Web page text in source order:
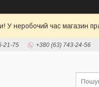
У неробочий час магазин
21-75 +380 (63) 743-24-56